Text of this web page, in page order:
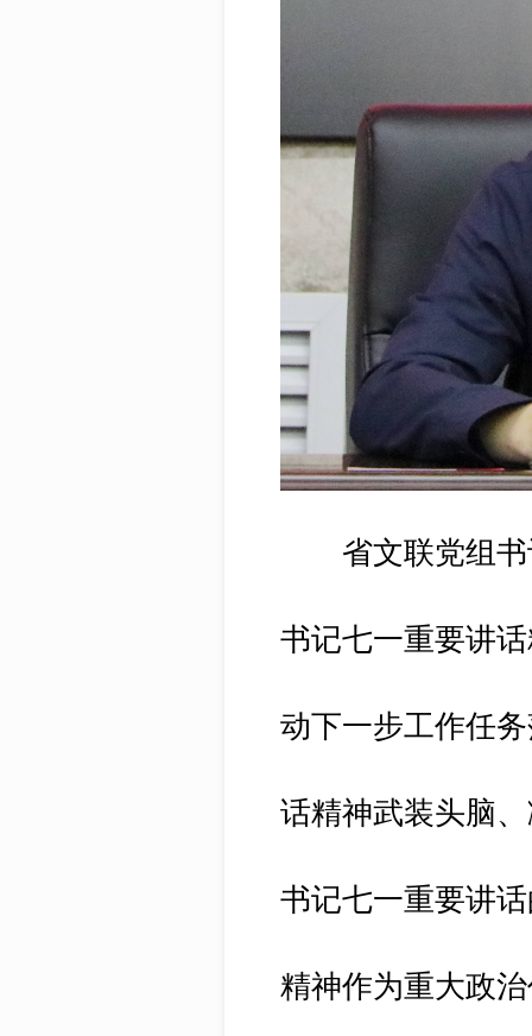
省文联党组书
书记七一重要讲
动下一步工作任
话精神武装头脑
书记七一重要讲
精神作为重大政